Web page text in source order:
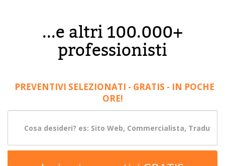
...e altri 100.000+
professionisti
PREVENTIVI SELEZIONATI - GRATIS - IN POCHE
ORE!